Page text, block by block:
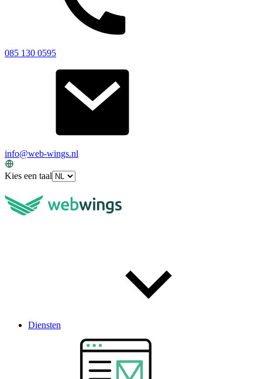
085 130 0595
info@web-wings.nl
Kies een taal
Diensten